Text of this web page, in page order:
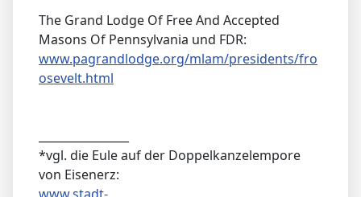
The Grand Lodge Of Free And Accepted
Masons Of Pennsylvania und FDR:
www.pagrandlodge.org/mlam/presidents/fro
osevelt.html
*vgl. die Eule auf der Doppelkanzelempore
von Eisenerz: